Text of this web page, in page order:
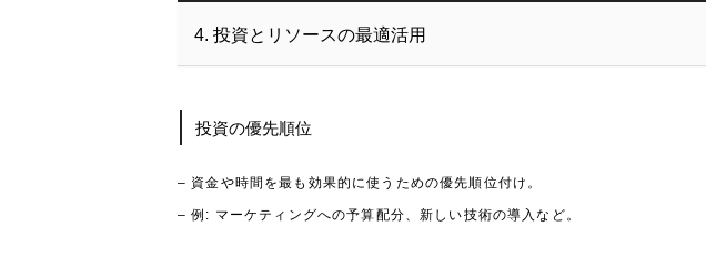
4. 投資とリソースの最適活用
投資の優先順位
– 資金や時間を最も効果的に使うための優先順位付け。
– 例: マーケティングへの予算配分、新しい技術の導入など。